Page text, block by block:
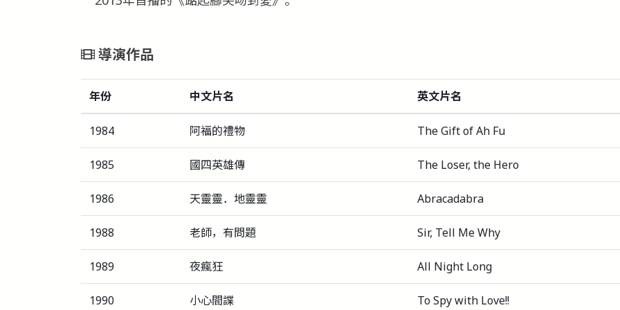
導演作品
年份 中文片名 英文片名
1984 阿福的禮物 The Gift of Ah Fu
1985 國四英雄傳 The Loser, the Hero
1986 天靈靈．地靈靈 Abracadabra
1988 老師，有問題 Sir, Tell Me Why
1989 夜瘋狂 All Night Long
1990 小心間諜 To Spy with Love!!